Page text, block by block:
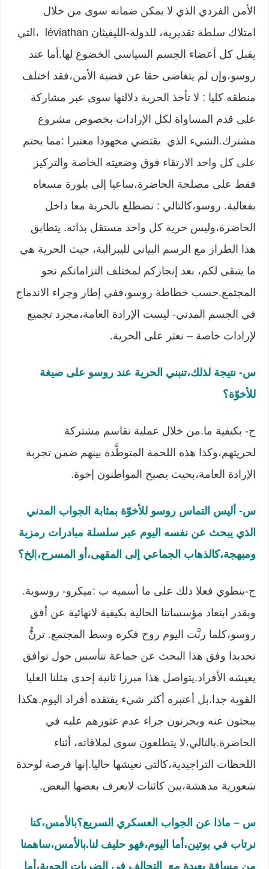
الأمن الفردي الذي لا يمكن ضمانه سوى من خلال
امتلاك سلطة تقديرية، للدولة-الليفيثان léviathan ،التي
يقبل كل أعضاء الجسم السياسي الخضوع لها.أما عند
روسو،وإن لم يتغاضى حقا عن قضية الأمن،فقد اختلف
منطقه كليا : لا تأخذ الحرية دلالتها سوى عبر مشاركة
على قدم المساواة لكل الإرادات بخصوص مشروع
مشترك.الشيء الذي يقتضي مجهودا معتبرا :مما يحتم
على كل واحد الارتقاء فوق وضعيته الخاصة والتركيز
فقط على مصلحة الحاضرة،ساعيا إلى بلورة مسعاه
بفعالية. روسو،كالتالي : نضطلع بالحرية معا داخل
الحاضرة،وليس حرية كل واحد مستقل بذاته. يتطابق
هذا الطراز مع الرسم البياني لليبرالية، حيث الحرية هي
ما يتبقى لكم، بعد إنجازكم لمختلف التزاماتكم نحو
المجتمع.حسب خطاطة روسو،ففي إطار وجراء الاندماج
في الجسم المدني- ليست الإرادة العامة،مجرد تجميع
لإرادات خاصة – نعثر على الحرية.
س- نتيجة لذلك،تنبني الحرية عند روسو على صيغة
للأخوّة؟
ج- بكيفية ما.من خلال عملية تقاسم مشتركة
لحريتهم،وكذا هذه اللحمة المتوطَّدة بينهم ضمن تجربة
الإرادة العامة،بحيث يصبح المواطنون إخوة.
س- أليس التماس روسو للأخوّة بمثابة الجواب المدني
الذي يبحث عن نفسه اليوم عبر سلسلة مبادرات رمزية
ومبهجة،كالذهاب الجماعي إلى المقهى،أو المسرح، إلخ؟
ج-ينطوي فعلا ذلك على ما أسميه ب :ميكرو- روسوية.
وبقدر ابتعاد مؤسساتنا الحالية بكيفية لانهائية عن أفق
روسو،كلما رنَّت اليوم روح فكره وسط المجتمع. ترنُّ
تحديدا وفق هذا البحث عن جماعة تتأسس حول توافق
يعيشه الأفراد.يتواصل هذا مبرزا ثانية إحدى مثلنا العليا
القوية جدا.بل أعتبره أكثر شيء يفتقده أفراد اليوم.هكذا
يبحثون عنه ويحزنون جراء عدم عثورهم عليه في
الحاضرة.بالتالي،لا يتطلعون سوى لملاقاته، أثناء
اللحظات التراجيدية،كالتي نعيشها حاليا.إنها فرصة لوحدة
شعورية مدهشة،بين كائنات لايعرف بعضها البعض.
س – ماذا عن الجواب العسكري السريع؟بالأمس،كنا
نرتاب في بوتين،أما اليوم،فهو حليف لنا.بالأمس،ساهمنا
من مسافة بعيدة مع التحالف في الضربات الجوية،أما